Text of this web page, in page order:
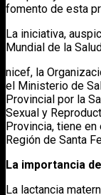
fomento de esta
La iniciativa,
Mundial de la
nicef, la
el Ministerio de
Provincial por la
Sexual y
Provincia, tiene en
Región de Santa
La importancia
La lactancia